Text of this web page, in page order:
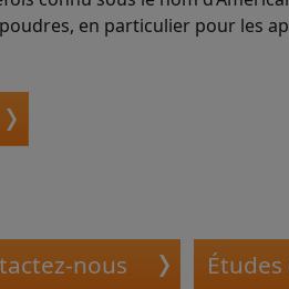
en particulier pour les
nous Études